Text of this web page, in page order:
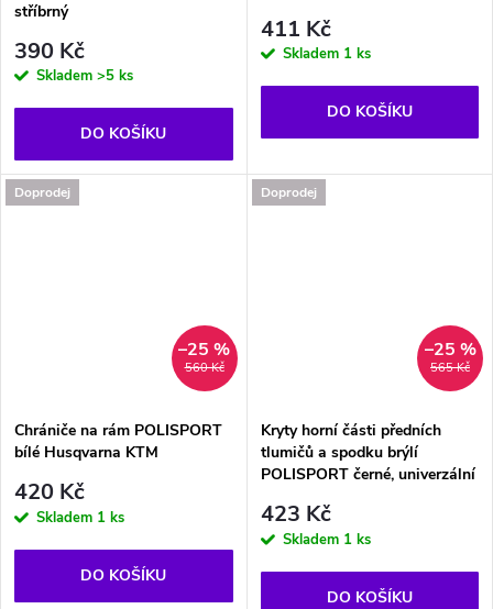
stříbrný
390 Kč
Skladem >5 ks
DO KOŠÍKU
411 Kč
Skladem 1 ks
DO KOŠÍKU
Doprodej
560 Kč
–25 %
Chrániče na rám POLISPORT
bílé Husqvarna KTM
420 Kč
Skladem 1 ks
DO KOŠÍKU
Doprodej
565 Kč
–25 %
Kryty horní části předních
tlumičů a spodku brýlí
POLISPORT černé, univerzální
423 Kč
Skladem 1 ks
DO KOŠÍKU